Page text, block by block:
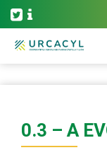
0.3 – A